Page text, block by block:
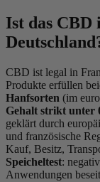
Ist das CBD
CBD ist legal in
Produkte erfüllen
Hanfsorten (im
Gehalt strikt unter
geklärt durch
und französische
Kauf, Besitz,
Speicheltest:
Anwendungen